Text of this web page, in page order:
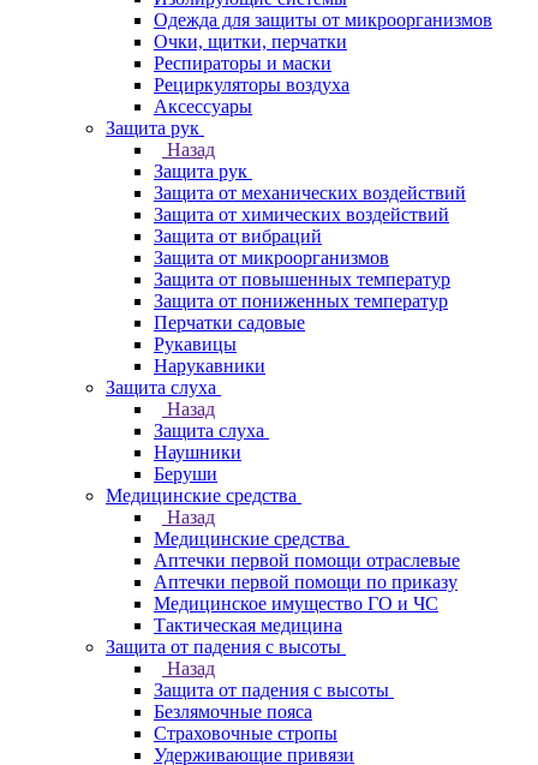
Одежда для защиты от микроорганизмов
Очки, щитки, перчатки
Респираторы и маски
Рециркуляторы воздуха
Аксессуары
Защита рук
Назад
Защита рук
Защита от механических воздействий
Защита от химических воздействий
Защита от вибраций
Защита от микроорганизмов
Защита от повышенных температур
Защита от пониженных температур
Перчатки садовые
Рукавицы
Нарукавники
Защита слуха
Назад
Защита слуха
Наушники
Беруши
Медицинские средства
Назад
Медицинские средства
Аптечки первой помощи отраслевые
Аптечки первой помощи по приказу
Медицинское имущество ГО и ЧС
Тактическая медицина
Защита от падения с высоты
Назад
Защита от падения с высоты
Безлямочные пояса
Страховочные стропы
Удерживающие привязи